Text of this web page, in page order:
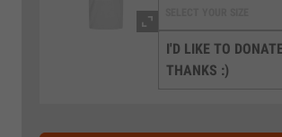
I'D LIKE TO
THANKS :)